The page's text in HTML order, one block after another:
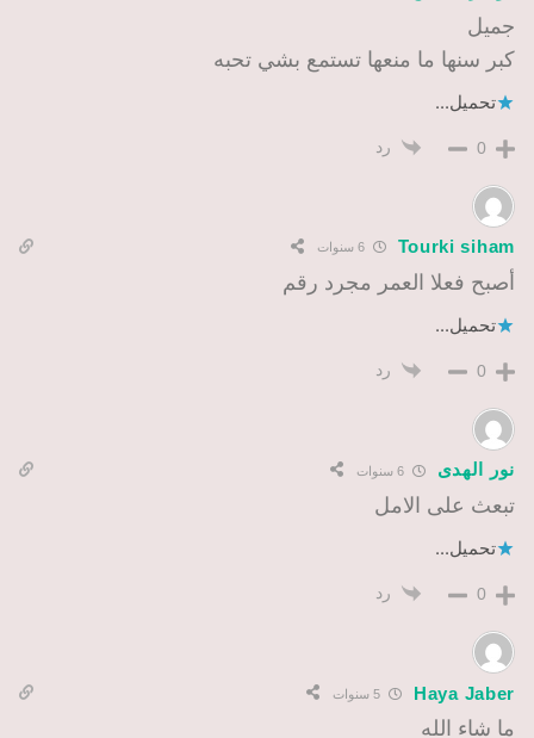
جميل
كبر سنها ما منعها تستمع بشي تحبه
تحميل...
0 رد
Tourki siham 6 سنوات
أصبح فعلا العمر مجرد رقم
تحميل...
0 رد
نور الهدى 6 سنوات
تبعث على الامل
تحميل...
0 رد
Haya Jaber
ما شاء الله